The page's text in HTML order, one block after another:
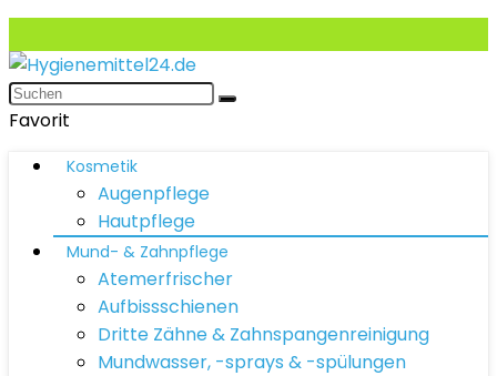
Favorit
Kosmetik
Augenpflege
Hautpflege
Mund- & Zahnpflege
Atemerfrischer
Aufbissschienen
Dritte Zähne & Zahnspangenreinigung
Mundwasser, -sprays & -spülungen